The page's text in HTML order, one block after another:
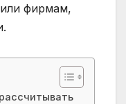
фирмам,